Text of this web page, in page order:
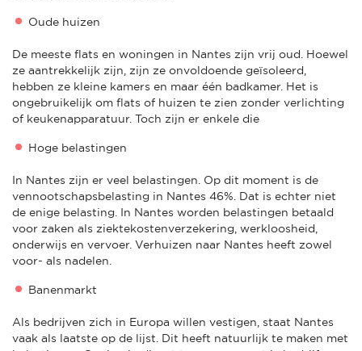
Oude huizen
De meeste flats en woningen in Nantes zijn vrij oud. Hoewel
ze aantrekkelijk zijn, zijn ze onvoldoende geïsoleerd,
hebben ze kleine kamers en maar één badkamer. Het is
ongebruikelijk om flats of huizen te zien zonder verlichting
of keukenapparatuur. Toch zijn er enkele die
Hoge belastingen
In Nantes zijn er veel belastingen. Op dit moment is de
vennootschapsbelasting in Nantes 46%. Dat is echter niet
de enige belasting. In Nantes worden belastingen betaald
voor zaken als ziektekostenverzekering, werkloosheid,
onderwijs en vervoer. Verhuizen naar Nantes heeft zowel
voor- als nadelen.
Banenmarkt
Als bedrijven zich in Europa willen vestigen, staat Nantes
vaak als laatste op de lijst. Dit heeft natuurlijk te maken met